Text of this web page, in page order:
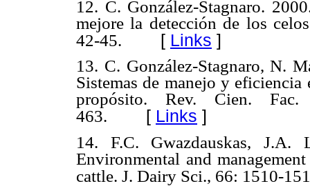
12. C. González-Stagnaro.
mejore la detección de los
42-45. [ Links ]
13. C. González-Stagnaro, N.
Sistemas de manejo y
propósito. Rev. Cien.
463. [ Links ]
14. F.C. Gwazdauskas,
Environmental and
cattle. J. Dairy Sci., 66: 1510-